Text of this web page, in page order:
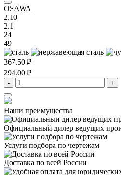
OSAWA
2.10
2.1
24
49
367.50 ₽
294.00 ₽
- +
Наши преимущества
Официальный дилер ведущих
Услуги подбора по чертежам
Доставка по всей России